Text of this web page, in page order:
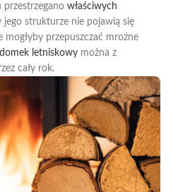
przestrzegano właściwych
jego strukturze nie pojawią się
mogłyby przepuszczać mroźne
domek letniskowy można z
cały rok.